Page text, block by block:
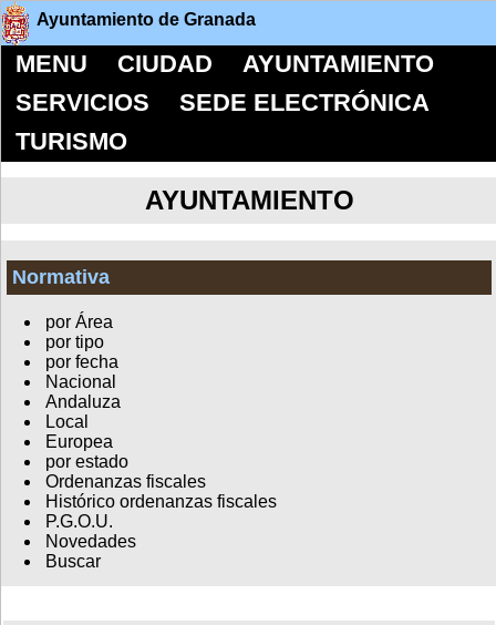
Ayuntamiento de Granada
MENU CIUDAD
AYUNTAMIENTO
SERVICIOS
SEDE ELECTRÓNICA
TURISMO
AYUNTAMIENTO
Normativa
por Área
por tipo
por fecha
Nacional
Andaluza
Local
Europea
por estado
Ordenanzas fiscales
Histórico ordenanzas fiscales
P.G.O.U.
Novedades
Buscar